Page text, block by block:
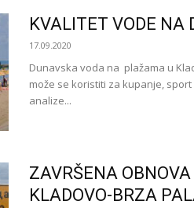
KVALITET VODE
17.09.2020
Dunavska voda na plažama u
može se koristiti za kupanje,
analize...
ZAVRŠENA
KLADOVO-BRZA